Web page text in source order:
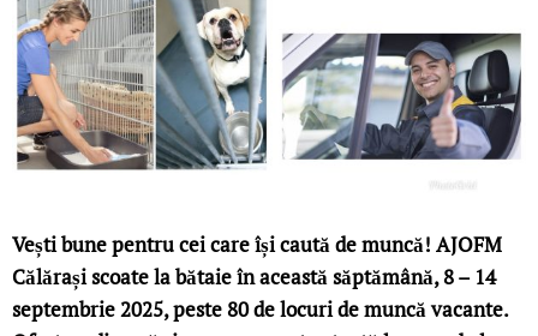
Vești bune pentru cei care își caută de muncă! AJOFM
Călărași scoate la bătaie în această săptămână, 8 – 14
septembrie 2025, peste 80 de locuri de muncă vacante.